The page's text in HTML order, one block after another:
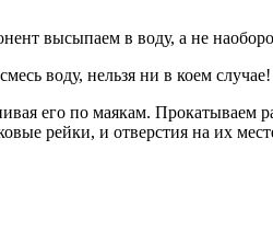
высыпаем в воду, а не
воду, нельзя ни в коем случае!
его по маякам. Прокатываем
рейки, и отверстия на их